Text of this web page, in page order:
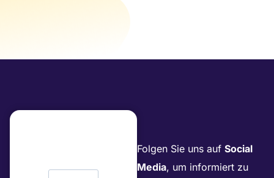
Folgen Sie uns auf Social
Media, um informiert zu